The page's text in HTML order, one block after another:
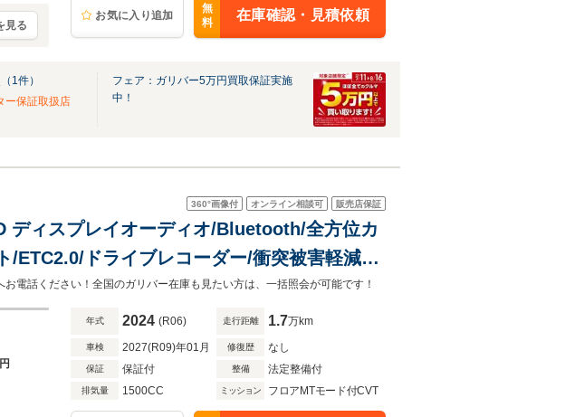
見る
お気に入り追加
無
料
在庫確認・見積依頼
1件）
ー保証取扱店
フェア：ガリバー5万円買取保証実施
中！
360°画像付 オンライン相談可 販売店保証
ディスプレイオーディオ/Bluetooth/全方位カ
/ETC2.0/ドライブレコーダー/衝突被害軽減ブ
ーダークルーズコントロール/シートヒータ
電話ください！全国のガリバー在庫も見たい方は、一括照会が可能です！
年式 2024 (R06) 走行距離 1.7万km
車検 2027(R09)年01月 修復歴 なし
保証 保証付 整備 法定整備付
排気量 1500CC ミッション フロアMTモード付CVT